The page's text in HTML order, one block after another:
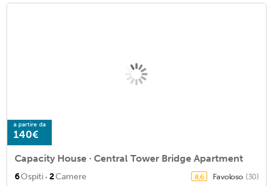
a partire da
140€
Capacity House · Central Tower Bridge Apartment
6Ospiti · 2Camere 8,6 Favoloso (30)